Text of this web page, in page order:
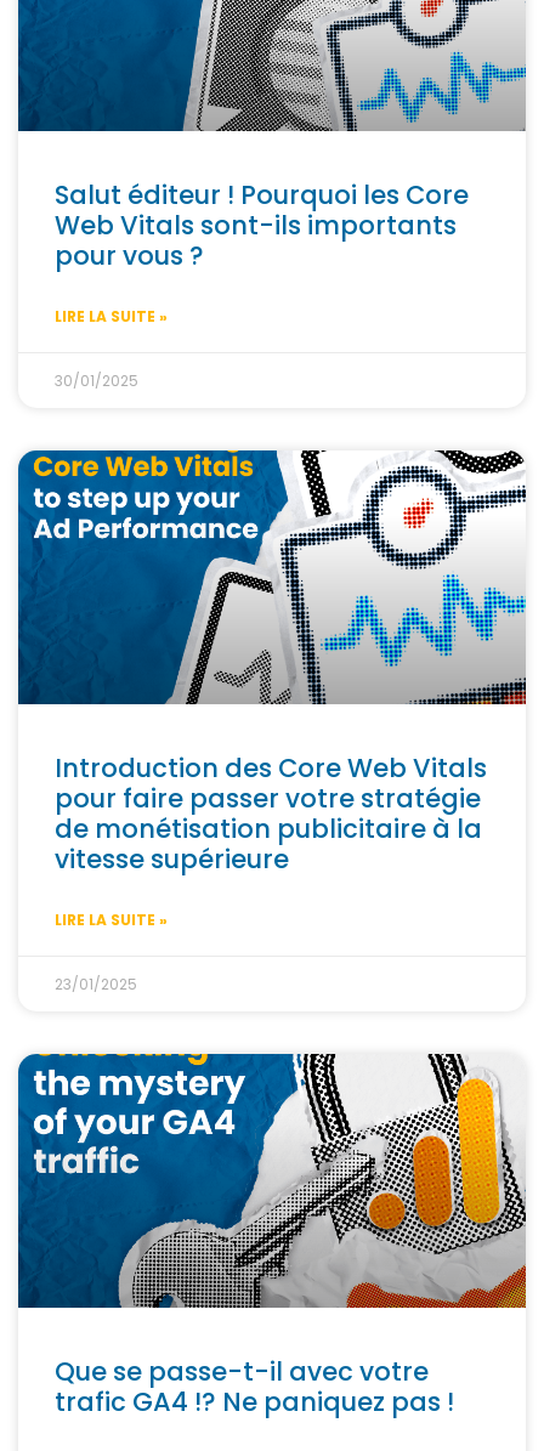
Salut éditeur ! Pourquoi les Core
Web Vitals sont-ils importants
pour vous ?
LIRE LA SUITE »
30/01/2025
Introduction des Core Web Vitals
pour faire passer votre stratégie
de monétisation publicitaire à la
vitesse supérieure
LIRE LA SUITE »
23/01/2025
Que se passe-t-il avec votre
trafic GA4 !? Ne paniquez pas !